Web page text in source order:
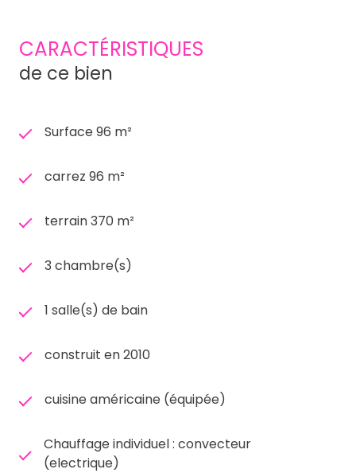
CARACTÉRISTIQUES
de ce bien
Surface 96 m²
carrez 96 m²
terrain 370 m²
3 chambre(s)
1 salle(s) de bain
construit en 2010
cuisine américaine (équipée)
Chauffage individuel : convecteur
(electrique)